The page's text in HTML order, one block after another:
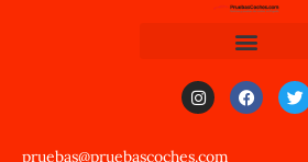
pruebas@pruebascoches.com